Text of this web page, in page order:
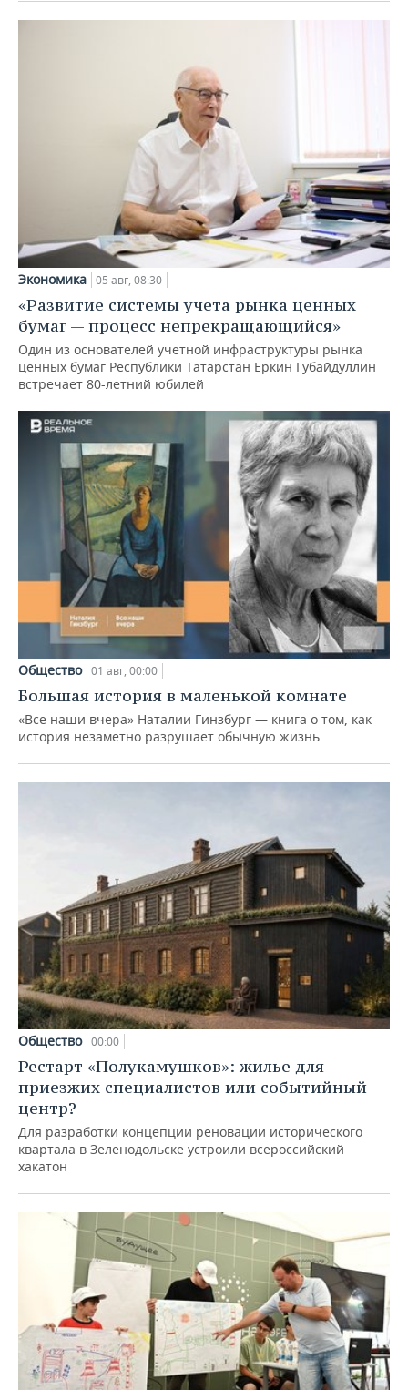
Экономика 05 авг, 08:30
«Развитие системы учета рынка ценных
бумаг — процесс непрекращающийся»
Один из основателей учетной инфраструктуры рынка
ценных бумаг Республики Татарстан Еркин Губайдуллин
встречает 80-летний юбилей
Общество 01 авг, 00:00
Большая история в маленькой комнате
«Все наши вчера» Наталии Гинзбург — книга о том, как
история незаметно разрушает обычную жизнь
Общество 00:00
Рестарт «Полукамушков»: жилье для
приезжих специалистов или событийный
центр?
Для разработки концепции реновации исторического
квартала в Зеленодольске устроили всероссийский
хакатон